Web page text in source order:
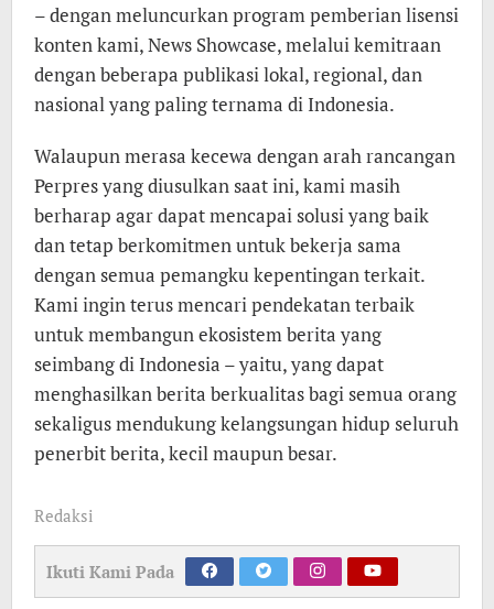
– dengan meluncurkan program pemberian lisensi
konten kami, News Showcase, melalui kemitraan
dengan beberapa publikasi lokal, regional, dan
nasional yang paling ternama di Indonesia.
Walaupun merasa kecewa dengan arah rancangan
Perpres yang diusulkan saat ini, kami masih
berharap agar dapat mencapai solusi yang baik
dan tetap berkomitmen untuk bekerja sama
dengan semua pemangku kepentingan terkait.
Kami ingin terus mencari pendekatan terbaik
untuk membangun ekosistem berita yang
seimbang di Indonesia – yaitu, yang dapat
menghasilkan berita berkualitas bagi semua orang
sekaligus mendukung kelangsungan hidup seluruh
penerbit berita, kecil maupun besar.
Redaksi
Ikuti Kami Pada